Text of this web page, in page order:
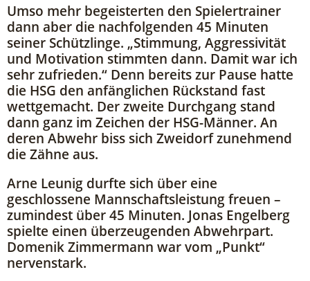
Umso mehr begeisterten den Spielertrainer
dann aber die nachfolgenden 45 Minuten
seiner Schützlinge. „Stimmung, Aggressivität
und Motivation stimmten dann. Damit war ich
sehr zufrieden.“ Denn bereits zur Pause hatte
die HSG den anfänglichen Rückstand fast
wettgemacht. Der zweite Durchgang stand
dann ganz im Zeichen der HSG-Männer. An
deren Abwehr biss sich Zweidorf zunehmend
die Zähne aus.
Arne Leunig durfte sich über eine
geschlossene Mannschaftsleistung freuen –
zumindest über 45 Minuten. Jonas Engelberg
spielte einen überzeugenden Abwehrpart.
Domenik Zimmermann war vom „Punkt“
nervenstark.